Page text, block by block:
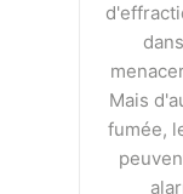
Mais
fumée,